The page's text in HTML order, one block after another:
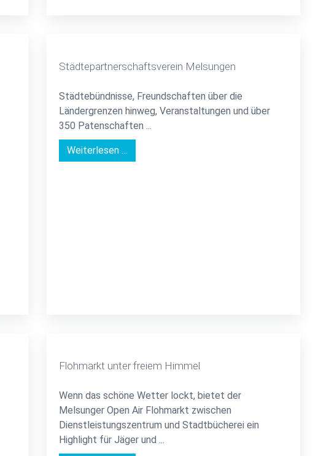
Städtepartnerschaftsverein Melsungen
Städtebündnisse, Freundschaften über die
Ländergrenzen hinweg, Veranstaltungen und über
350 Patenschaften ...
Weiterlesen …
Flohmarkt unter freiem Himmel
Wenn das schöne Wetter lockt, bietet der
Melsunger Open Air Flohmarkt zwischen
Dienstleistungszentrum und Stadtbücherei ein
Highlight für Jäger und ...